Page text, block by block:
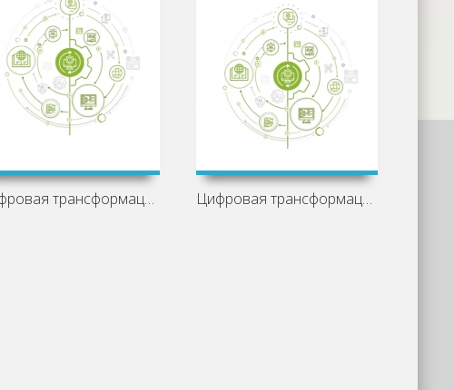
Цифровая трансформация отрасли Цифровая трансформация железнодорожной